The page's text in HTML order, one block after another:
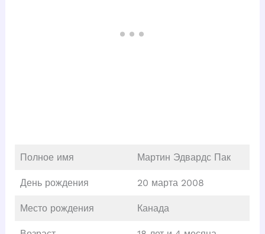
Полное имя Мартин Эдвардс Пак
День рождения 20 марта 2008
Место рождения Канада